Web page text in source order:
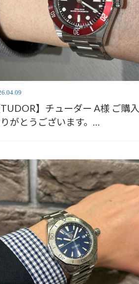
TUDOR】チューダー A様 ご購入
がとうございます。